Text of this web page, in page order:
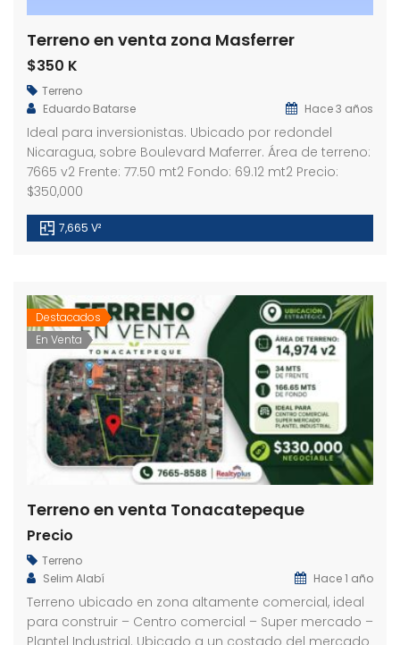
Terreno en venta zona Masferrer
$350 K
Terreno
Eduardo Batarse
Hace 3 años
Ideal para inversionistas. Ubicado por redondel
Nicaragua, sobre Boulevard Maferrer. Área de terreno:
7665 v2 Frente: 77.50 mt2 Fondo: 69.12 mt2 Precio:
$350,000
7,665 V²
Destacados
En Venta
Terreno en venta Tonacatepeque
Precio
Terreno
Selim Alabí
Hace 1 año
Terreno ubicado en zona altamente comercial, ideal
para construir – Centro comercial – Super mercado –
Plantel Industrial. Ubicado a un costado del mercado